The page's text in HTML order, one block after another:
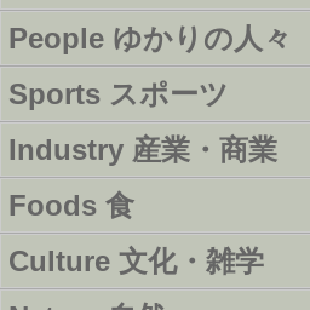
People ゆかりの人々
Sports スポーツ
Industry 産業・商業
Foods 食
Culture 文化・雑学